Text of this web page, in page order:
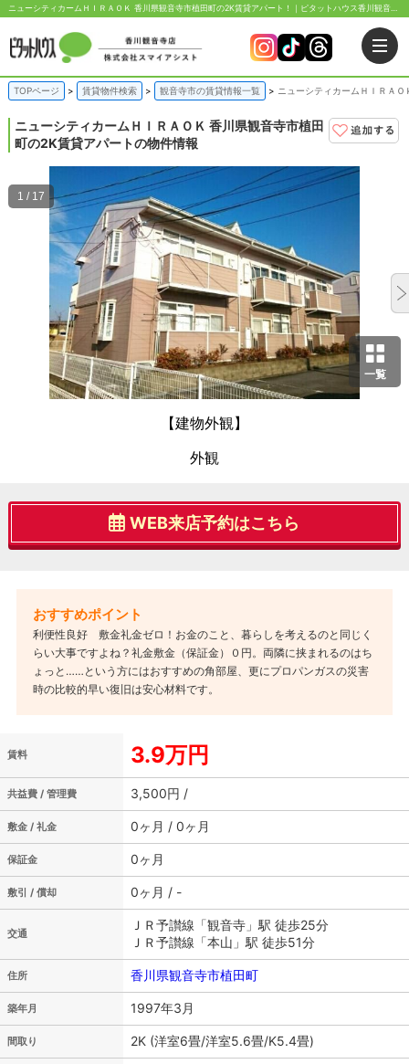
ニューシティカームＨＩＲＡＯＫ 香川県観音寺市植田町の2K賃貸アパート！｜ピタットハウス香川観音寺店
TOPページ 賃貸物件検索 観音寺市の賃貸情報一覧 ニューシティカームＨＩＲＡ
ニューシティカームＨＩＲＡＯＫ 香川県観音寺市植田
町の2K賃貸アパートの物件情報
一覧
【建物外観】
外観
1 / 17
WEB来店予約はこちら
利便性良好 敷金礼金ゼロ！お金のこと、暮らしを考えるのと同じく
らい大事ですよね？礼金敷金（保証金）０円。両隣に挟まれるのはち
ょっと……という方にはおすすめの角部屋、更にプロパンガスの災害
時の比較的早い復旧は安心材料です。
賃料 3.9万円
共益費 / 管理費 3,500円 /
敷金 / 礼金 0ヶ月 / 0ヶ月
保証金 0ヶ月
敷引 / 償却 0ヶ月 / -
交通
ＪＲ予讃線「観音寺」駅 徒歩25分
ＪＲ予讃線「本山」駅 徒歩51分
住所 香川県観音寺市植田町
築年月 1997年3月
間取り 2K (洋室6畳/洋室5.6畳/K5.4畳)